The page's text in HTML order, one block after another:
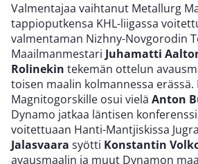
Valmentajaa vaihtanut Metallurg
tappioputkensa KHL-liigassa
valmentaman Nizhny-Novgorodin
Maailmanmestari Juhamatti
Rolinekin tekemän ottelun
toisen maalin kolmannessa erässä.
Magnitogorskille osui vielä Anton
Dynamo jatkaa läntisen
voitettuaan Hanti-Mantjiskissa
Jalasvaara syötti Konstantin
avausmaalin ja muut Dynamon